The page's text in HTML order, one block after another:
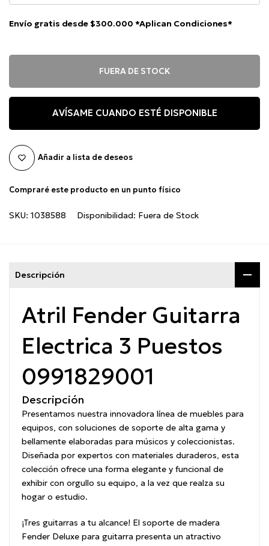
Envío gratis desde $300.000 *Aplican Condiciones*
FUERA DE STOCK
AVÍSAME CUANDO ESTÉ DISPONIBLE
Añadir a lista de deseos
Compraré este producto en un punto físico
SKU: 1038588 Disponibilidad: Fuera de Stock
Descripción
Atril Fender Guitarra
Electrica 3 Puestos
0991829001
Descripción
Presentamos nuestra innovadora línea de muebles para
equipos, con soluciones de soporte de alta gama y
bellamente elaboradas para músicos y coleccionistas.
Diseñada por expertos con materiales duraderos, esta
colección ofrece una forma elegante y funcional de
exhibir con orgullo su equipo, a la vez que realza su
hogar o estudio.
¡Tres guitarras a tu alcance! El soporte de madera
Fender Deluxe para guitarra presenta un atractivo